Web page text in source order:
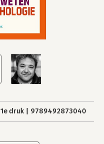
1e druk 9789492873040